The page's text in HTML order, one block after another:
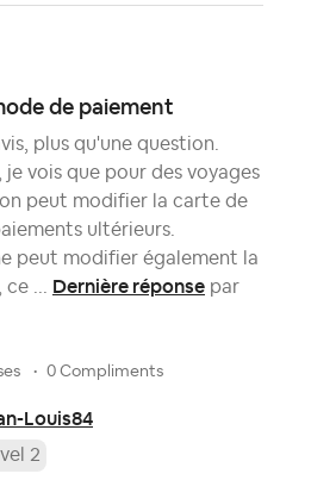
de paiement
plus qu'une question.
je vois que pour des voyages
peut modifier la carte de
ultérieurs.
peut modifier également la
... Dernière réponse par
0 Compliments
Louis84
2